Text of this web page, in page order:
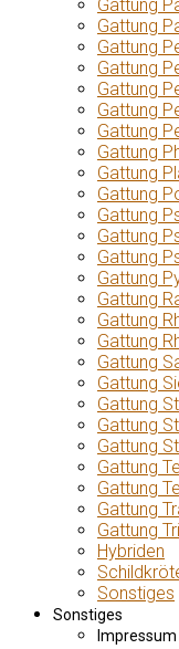
Gattung
Gattung
Gattung
Gattung
Gattung
Gattung
Gattung
Gattung
Gattung
Gattung
Gattung
Gattung
Gattung
Gattung
Gattung
Gattung
Gattung
Gattung
Gattung
Gattung
Gattung
Gattung
Gattung
Gattung
Gattung
Gattung
Hybriden
Sonstiges
Sonstiges
Impressum